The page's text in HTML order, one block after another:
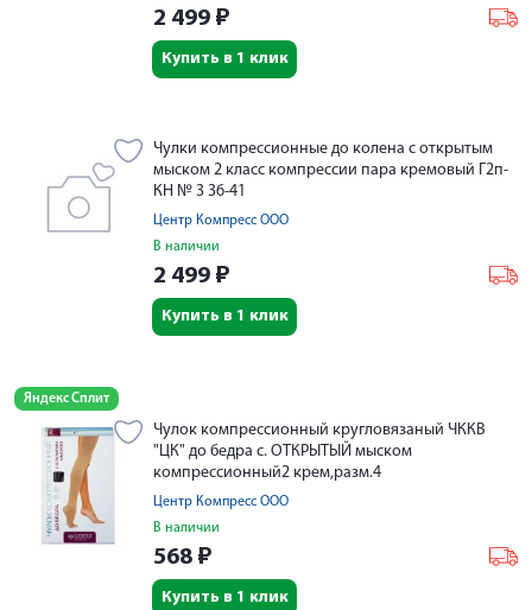
2 499 ₽
Купить в 1 клик
Чулки компрессионные до колена с открытым
мыском 2 класс компрессии пара кремовый Г2п-
КН № 3 36-41
Центр Компресс ООО
В наличии
2 499 ₽
Купить в 1 клик
Яндекс Сплит
Чулок компрессионный кругловязаный ЧККВ
"ЦК" до бедра с. ОТКРЫТЫЙ мыском
компрессионный2 крем,разм.4
Центр Компресс ООО
В наличии
568 ₽
Купить в 1 клик